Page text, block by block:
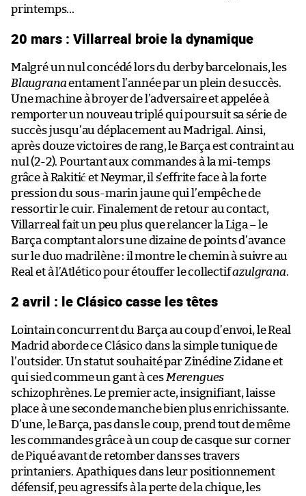
printemps…
20 mars : Villarreal broie la dynamique
Malgré un nul concédé lors du derby barcelonais, les
Blaugranaentament l’année par un plein de succès.
Une machine à broyer de l’adversaire et appelée à
remporter un nouveau triplé qui poursuit sa série de
succès jusqu’au déplacement au Madrigal. Ainsi,
après douze victoires de rang, le Barça est contraint au
nul (2-2). Pourtant aux commandes à la mi-temps
grâce à Rakitić et Neymar, il s’effrite face à la forte
pression du sous-marin jaune qui l’empêche de
ressortir le cuir. Finalement de retour au contact,
Villarreal fait un peu plus que relancer la Liga – le
Barça comptant alors une dizaine de points d’avance
sur le duo madrilène : il montre le chemin à suivre au
Real et à l’Atlético pour étouffer le collectifazulgrana.
2 avril : le Clásico casse les têtes
Lointain concurrent du Barça au coup d’envoi, le Real
Madrid aborde ce Clásico dans la simple tunique de
l’outsider. Un statut souhaité par Zinédine Zidane et
qui sied comme un gant à ces Merengues
schizophrènes. Le premier acte, insignifiant, laisse
place à une seconde manche bien plus enrichissante.
D’une, le Barça, pas dans le coup, prend tout de même
les commandes grâce à un coup de casque sur corner
de Piqué avant de retomber dans ses travers
printaniers. Apathiques dans leur positionnement
défensif, peu agressifs à la perte de la chique, les